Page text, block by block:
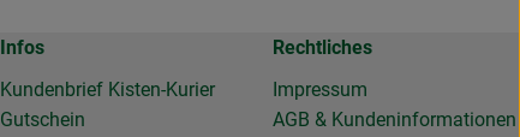
Infos
Kundenbrief Kisten-Kurier
Gutschein
Rechtliches
Impressum
AGB & Kundeninformationen